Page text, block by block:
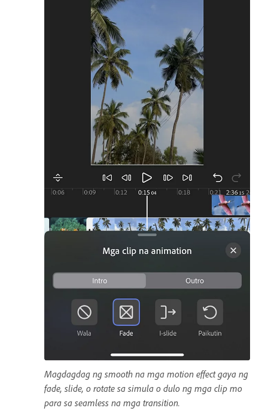
Magdagdag ng smooth na mga motion effect gaya ng
fade, slide, o rotate sa simula o dulo ng mga clip mo
para sa seamless na mga transition.